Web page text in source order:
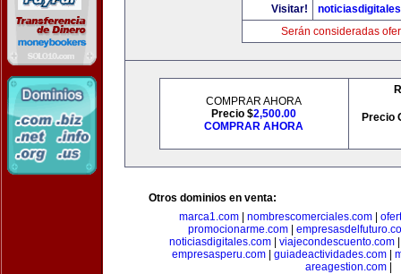
Visitar!
Serán consideradas
COMPRAR AHORA
Precio $2,500.00
COMPRAR AHORA
Precio
Otros dominios en venta:
marca1.com| nombrescomerciales.com|
promocionarme.com|
noticiasdigitales.com| viajecondescuento.com
empresasperu.com| guiadeactividades.com|
areagestion.com|